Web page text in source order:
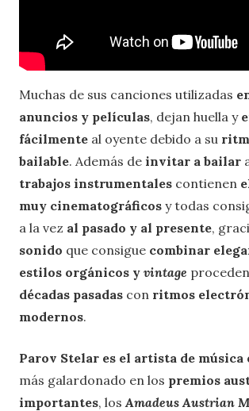
Muchas de sus canciones utilizadas
anuncios y películas, dejan huella y
fácilmente al oyente debido a su
bailable. Además de invitar a bailar
trabajos instrumentales contienen
muy cinematográficos y todas
a la vez al pasado y al presente,
sonido que consigue combinar
estilos orgánicos y vintage
décadas pasadas con ritmos
modernos.
Parov Stelar es el artista de
más galardonado en los premios
importantes, los Amadeus Austrian